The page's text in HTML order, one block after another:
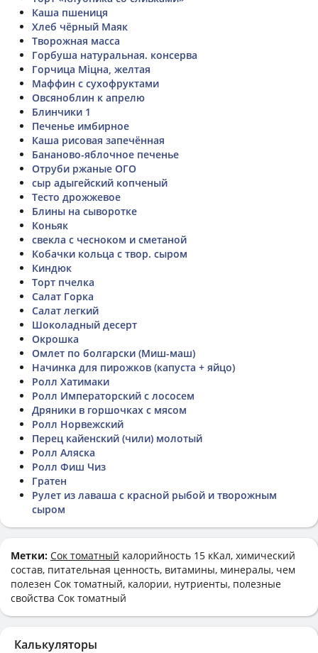
Каша пшениця
Хлеб чёрный Маяк
Творожная масса
Горбуша натуральная. консерва
Горчица Міцна, желтая
Маффин с сухофруктами
Овсяноблин к апрелю
Блинчики 1
Печенье имбирное
Каша рисовая запечённая
Бананово-яблочное печенье
Отруби ржаные ОГО
сыр адыгейский копченый
Тесто дрожжевое
Блины на сыворотке
Коньяк
свекла с чесноком и сметаной
Кобачки кольца с твор. сыром
Киндюк
Торт пчелка
Салат Горка
Салат легкий
Шоколадный десерт
Окрошка
Омлет по болгарски (Миш-маш)
Начинка для пирожков (капуста + яйцо)
Ролл Хатимаки
Ролл Императорский с лососем
Дряники в горшочках с мясом
Ролл Норвежский
Перец кайенский (чили) молотый
Ролл Аляска
Ролл Фиш Чиз
Гратен
Рулет из лаваша с красной рыбой и творожным
сыром
Метки: Сок томатный калорийность 15 кКал, химический
состав, питательная ценность, витамины, минералы, чем
полезен Сок томатный, калории, нутриенты, полезные
свойства Сок томатный
Калькуляторы